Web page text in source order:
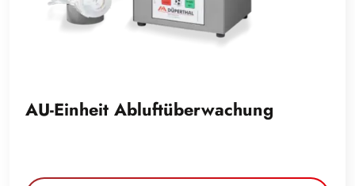
AU-Einheit Abluftüberwachung